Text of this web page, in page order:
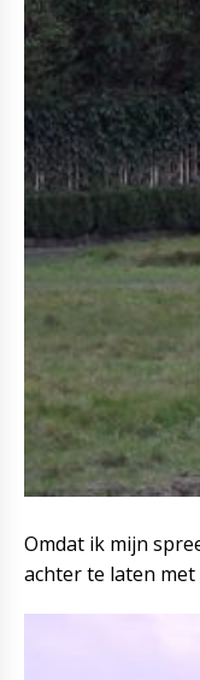
Omdat ik mijn
achter te laten met